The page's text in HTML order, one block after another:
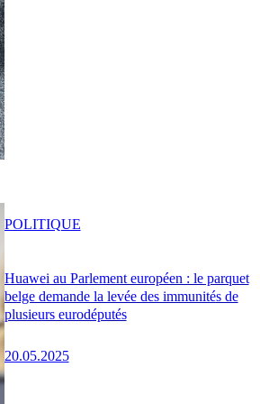
Huawei au Parlement européen : le parquet
belge demande la levée des immunités de
plusieurs eurodéputés
20.05.2025
POLITIQUE